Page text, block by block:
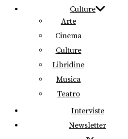
Culture
Arte
Cinema
Culture
Libridine
Musica
Teatro
Interviste
Newsletter